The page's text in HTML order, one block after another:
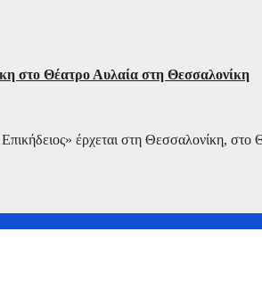
στο Θέατρο Αυλαία στη Θεσσαλονίκη
έρχεται στη Θεσσαλονίκη, στο